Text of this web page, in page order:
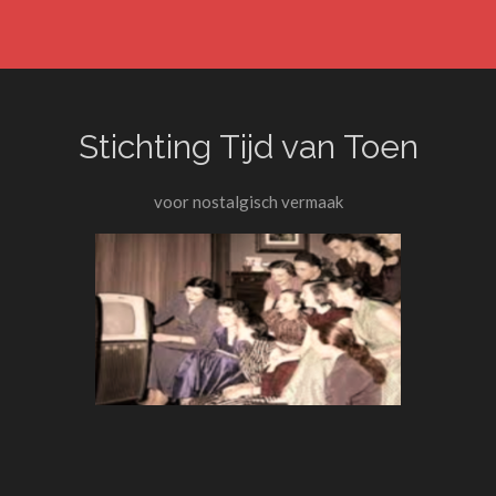
Stichting Tijd van Toen
voor nostalgisch vermaak